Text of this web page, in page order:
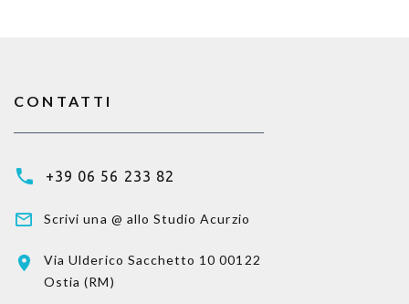
CONTATTI
+39 06 56 233 82
Scrivi una @ allo Studio Acurzio
Via Ulderico Sacchetto 1000122
Ostia (RM)